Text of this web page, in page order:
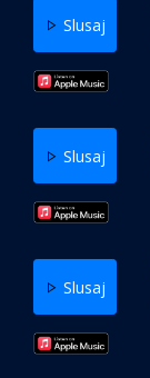
Slusaj
Slusaj
Slusaj